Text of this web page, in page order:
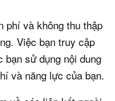
phí và không thu thập
Việc bạn truy cập
bạn sử dụng nội dung
và năng lực của bạn.